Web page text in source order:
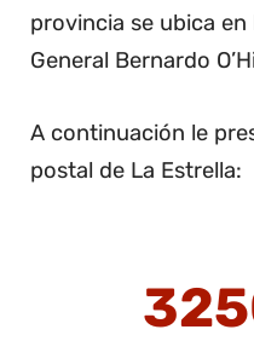
provincia se ubica
General Bernardo
A continuación le
postal de La Estrella: